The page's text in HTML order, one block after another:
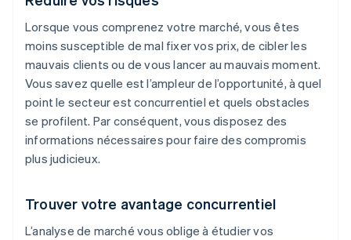
Lorsque vous comprenez votre marché, vous êtes
moins susceptible de mal fixer vos prix, de cibler les
mauvais clients ou de vous lancer au mauvais moment.
Vous savez quelle est l’ampleur de l’opportunité, à quel
point le secteur est concurrentiel et quels obstacles
se profilent. Par conséquent, vous disposez des
informations nécessaires pour faire des compromis
plus judicieux.
Trouver votre avantage concurrentiel
L’analyse de marché vous oblige à étudier vos